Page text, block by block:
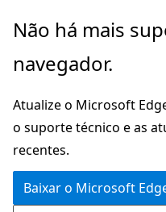
Pular
o
principal
Não há mais
navegador.
Atualize o Microsoft
o suporte técnico e as
recentes.
Baixar o Microsoft